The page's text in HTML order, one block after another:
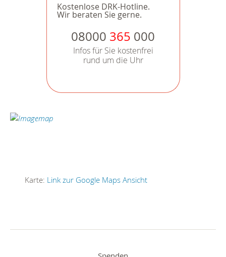
Kostenlose DRK-Hotline.
Wir beraten Sie gerne.
08000 365 000
Infos für Sie kostenfrei
rund um die Uhr
Karte: Link zur Google Maps Ansicht